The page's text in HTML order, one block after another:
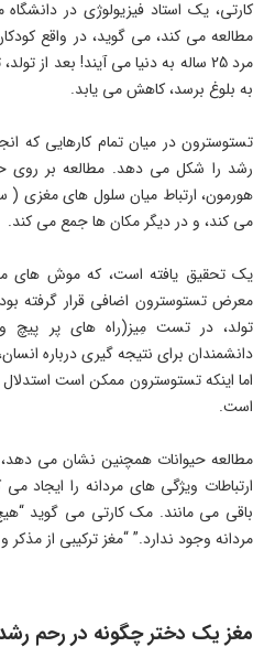
کارتی، یک استاد فیزیولوژی در دانشگاه
مطالعه می کند، می گوید، در واقع
مرد 25 ساله به دنیا می آیند! بعد از
به بلوغ برسد، کاهش می یابد.
تستوسترون در میان تمام کارهایی که
رشد را شکل می دهد. مطالعه بر روی
هورمون، ارتباط میان سلول های مغزی
می کند، و در دیگر مکان ها جمع می کند.
یک تحقیق یافته است، که موش های
معرض تستوسترون اضافی قرار گرفته
تولد، در تست مِیز(راه های پر
دانشمندان برای نتیجه گیری درباره
اما اینکه تستوسترون ممکن است
است.
مطالعه حیوانات همچنین نشان می
ارتباطات ویژگی های مردانه را ایجاد
باقی می مانند. مک کارتی می گوید
مردانه وجود ندارد.” “مغز ترکیبی از
مغز یک دختر چگونه در رحم